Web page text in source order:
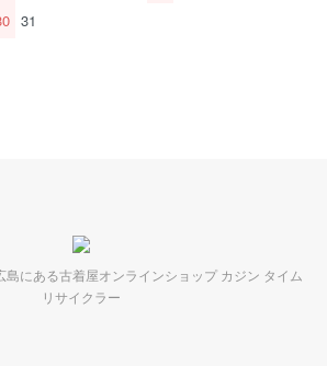
31
島にある古着屋オンラインショップ カジン タイム
リサイクラー